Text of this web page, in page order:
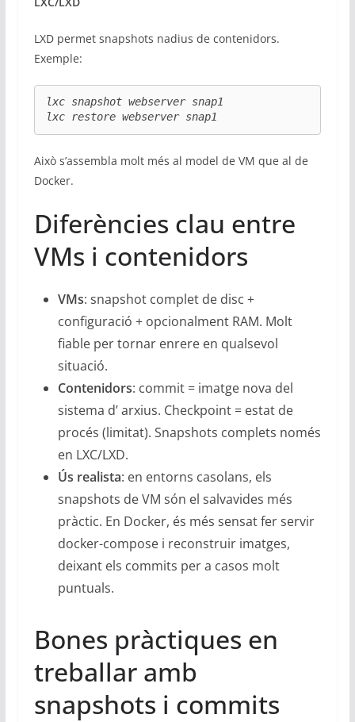
LXD permet snapshots nadius de contenidors.
Exemple:
lxc snapshot webserver snap1
lxc restore webserver snap1
Això s’assembla molt més al model de VM que al de
Docker.
Diferències clau entre
VMs i contenidors
VMs: snapshot complet de disc +
configuració + opcionalment RAM. Molt
fiable per tornar enrere en qualsevol
situació.
Contenidors: commit = imatge nova del
sistema d’ arxius. Checkpoint = estat de
procés (limitat). Snapshots complets només
en LXC/LXD.
Ús realista: en entorns casolans, els
snapshots de VM són el salvavides més
pràctic. En Docker, és més sensat fer servir
docker-compose i reconstruir imatges,
deixant els commits per a casos molt
puntuals.
Bones pràctiques en
treballar amb
snapshots i commits